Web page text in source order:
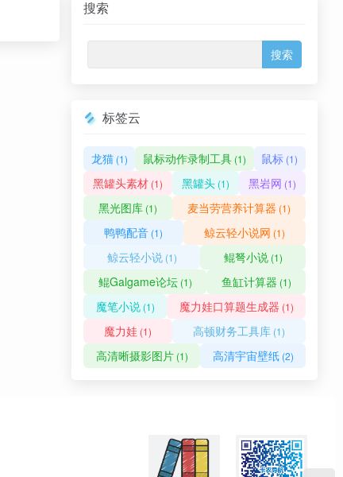
搜索
标签云
龙猫(1) 鼠标动作录制工具(1) 鼠标 (1)
黑罐头素材 (1) 黑罐头 (1) 黑岩网 (1)
黑光图库 (1) 麦当劳营养计算器 (1)
鸭鸭配音 (1) 鲸云轻小说网 (1)
鲸云轻小说(1) 鲲弩小说(1)
鲲Galgame论坛(1) 鱼缸计算器 (1)
魔笔小说(1) 魔力娃口算题生成器 (1)
魔力娃 (1) 高顿财务工具库 (1)
高清晰摄影图片(1) 高清宇宙壁纸(2)